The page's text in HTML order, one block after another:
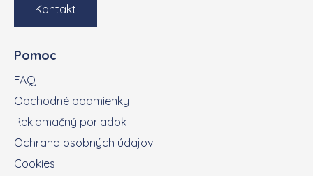
Kontakt
Pomoc
FAQ
Obchodné podmienky
Reklamačný poriadok
Ochrana osobných údajov
Cookies